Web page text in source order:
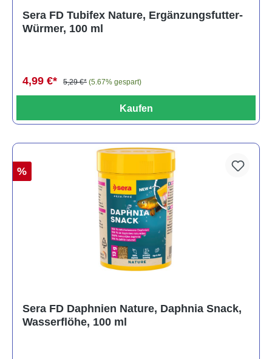
Sera FD Tubifex Nature, Ergänzungsfutter-
Würmer, 100 ml
4,99 €* 5,29 €* (5.67% gespart)
Kaufen
%
Sera FD Daphnien Nature, Daphnia Snack,
Wasserflöhe, 100 ml